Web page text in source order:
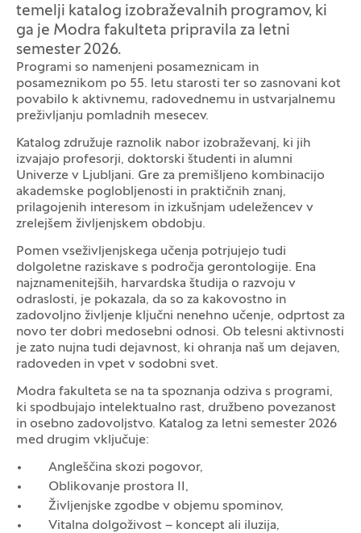
temelji katalog izobraževalnih programov, ki
ga je Modra fakulteta pripravila za letni
semester 2026.
Programi so namenjeni posameznicam in
posameznikom po 55. letu starosti ter so zasnovani kot
povabilo k aktivnemu, radovednemu in ustvarjalnemu
preživljanju pomladnih mesecev.
Katalog združuje raznolik nabor izobraževanj, ki jih
izvajajo profesorji, doktorski študenti in alumni
Univerze v Ljubljani. Gre za premišljeno kombinacijo
akademske poglobljenosti in praktičnih znanj,
prilagojenih interesom in izkušnjam udeležencev v
zrelejšem življenjskem obdobju.
Pomen vseživljenjskega učenja potrjujejo tudi
dolgoletne raziskave s področja gerontologije. Ena
najznamenitejših, harvardska študija o razvoju v
odraslosti, je pokazala, da so za kakovostno in
zadovoljno življenje ključni nenehno učenje, odprtost za
novo ter dobri medosebni odnosi. Ob telesni aktivnosti
je zato nujna tudi dejavnost, ki ohranja naš um dejaven,
radoveden in vpet v sodobni svet.
Modra fakulteta se na ta spoznanja odziva s programi,
ki spodbujajo intelektualno rast, družbeno povezanost
in osebno zadovoljstvo. Katalog za letni semester 2026
med drugim vključuje:
Angleščina skozi pogovor,
Oblikovanje prostora II,
Življenjske zgodbe v objemu spominov,
Vitalna dolgoživost – koncept ali iluzija,